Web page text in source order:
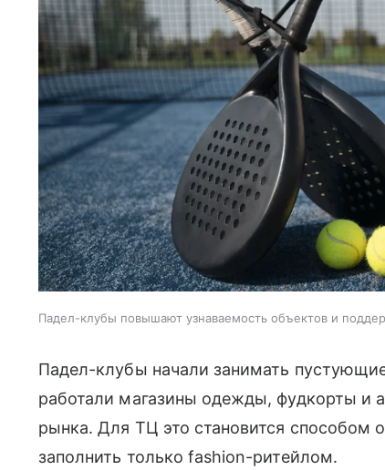
Падел-клубы повышают узнаваемость объектов и
Падел-клубы начали занимать
работали магазины одежды, фудкорты и
рынка. Для ТЦ это становится способом
заполнить только fashion-ритейлом.